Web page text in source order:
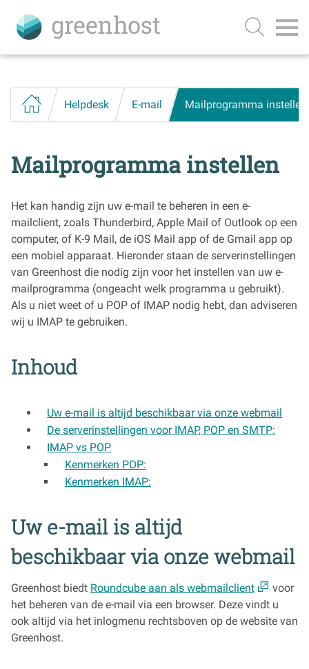
Helpdesk E-mail Mailprogramma instellen
Mailprogramma instellen
Het kan handig zijn uw e-mail te beheren in een e-
mailclient, zoals Thunderbird, Apple Mail of Outlook op een
computer, of K-9 Mail, de iOS Mail app of de Gmail app op
een mobiel apparaat. Hieronder staan de serverinstellingen
van Greenhost die nodig zijn voor het instellen van uw e-
mailprogramma (ongeacht welk programma u gebruikt).
Als u niet weet of u POP of IMAP nodig hebt, dan adviseren
wij u IMAP te gebruiken.
Inhoud
Uw e-mail is altijd beschikbaar via onze webmail
De serverinstellingen voor IMAP, POP en SMTP:
IMAP vs POP
Kenmerken POP:
Kenmerken IMAP:
Uw e-mail is altijd
beschikbaar via onze webmail
Greenhost biedt Roundcube aan als webmailclient
voor
het beheren van de e-mail via een browser. Deze vindt u
ook altijd via het inlogmenu rechtsboven op de website van
Greenhost.